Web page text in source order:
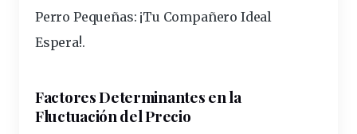
Perro Pequeñas: ¡Tu Compañero Ideal
Espera!.
Factores Determinantes en la
Fluctuación del Precio